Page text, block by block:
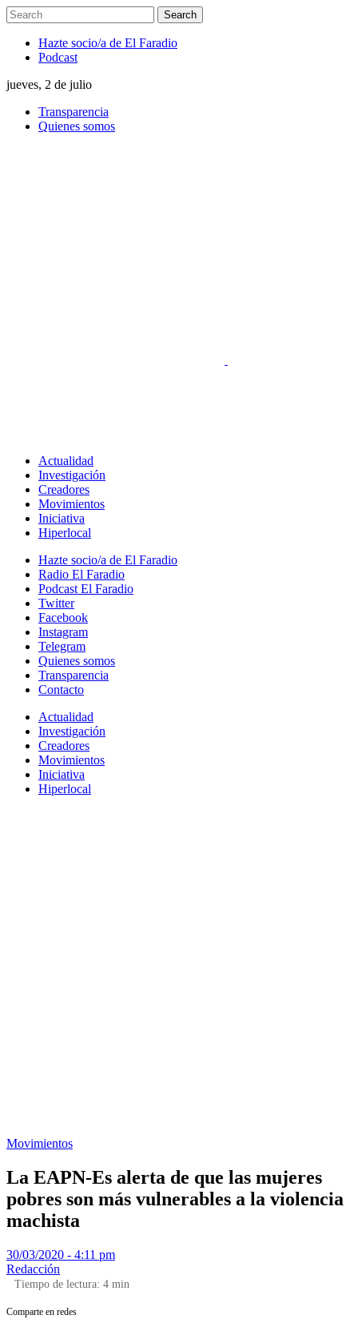
Hazte socio/a de El Faradio
Podcast
jueves, 2 de julio
Transparencia
Quienes somos
Actualidad
Investigación
Creadores
Movimientos
Iniciativa
Hiperlocal
Hazte socio/a de El Faradio
Radio El Faradio
Podcast El Faradio
Twitter
Facebook
Instagram
Telegram
Quienes somos
Transparencia
Contacto
Actualidad
Investigación
Creadores
Movimientos
Iniciativa
Hiperlocal
Movimientos
La EAPN-Es alerta de que las mujeres
pobres son más vulnerables a la violencia
machista
30/03/2020 - 4:11 pm
Redacción
Tiempo de lectura: 4 min
Comparte en redes